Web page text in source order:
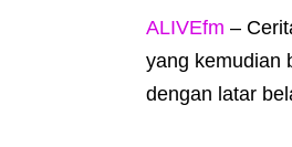
ALIVEfm –
yang kemudian
dengan latar